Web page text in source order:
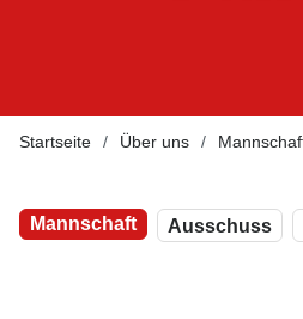
Startseite Über uns
Mannschaft Ausschuss